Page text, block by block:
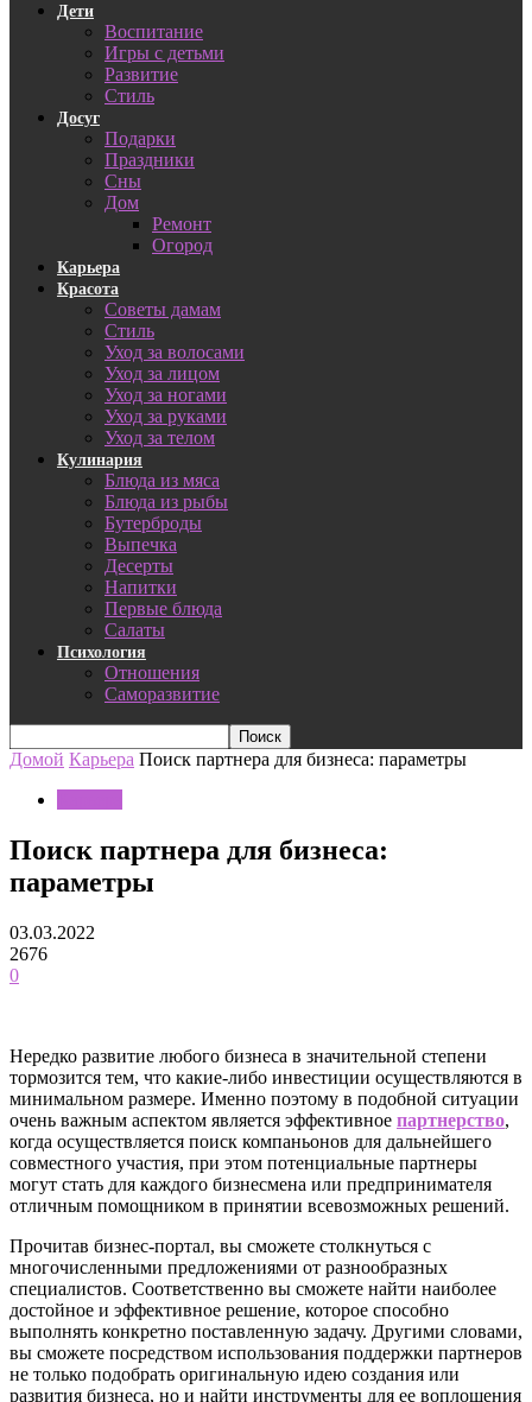
Дети
Воспитание
Игры с детьми
Развитие
Стиль
Досуг
Подарки
Праздники
Сны
Дом
Ремонт
Огород
Карьера
Красота
Советы дамам
Стиль
Уход за волосами
Уход за лицом
Уход за ногами
Уход за руками
Уход за телом
Кулинария
Блюда из мяса
Блюда из рыбы
Бутерброды
Выпечка
Десерты
Напитки
Первые блюда
Салаты
Психология
Отношения
Саморазвитие
Домой Карьера Поиск партнера для бизнеса: параметры
Поиск партнера для бизнеса:
параметры
03.03.2022
2676
0
Нередко развитие любого бизнеса в значительной степени
тормозится тем, что какие-либо инвестиции осуществляются в
минимальном размере. Именно поэтому в подобной ситуации
очень важным аспектом является эффективное партнерство,
когда осуществляется поиск компаньонов для дальнейшего
совместного участия, при этом потенциальные партнеры
могут стать для каждого бизнесмена или предпринимателя
отличным помощником в принятии всевозможных решений.
Прочитав бизнес-портал, вы сможете столкнуться с
многочисленными предложениями от разнообразных
специалистов. Соответственно вы сможете найти наиболее
достойное и эффективное решение, которое способно
выполнять конкретно поставленную задачу. Другими словами,
вы сможете посредством использования поддержки партнеров
не только подобрать оригинальную идею создания или
развития бизнеса, но и найти инструменты для ее воплощения